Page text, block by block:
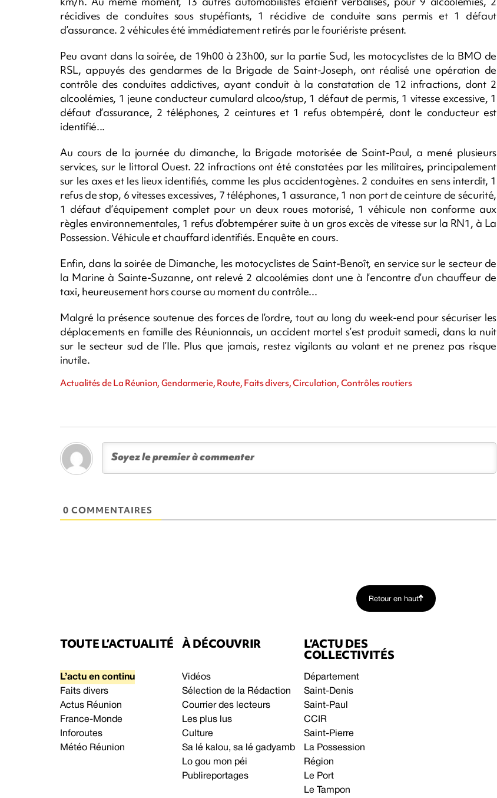
récidives de conduites sous stupéfiants, 1 récidive de conduite sans permis et 1 défaut
d’assurance. 2 véhicules été immédiatement retirés par le fouriériste présent.
Peu avant dans la soirée, de 19h00 à 23h00, sur la partie Sud, les motocyclistes de la BMO de
RSL, appuyés des gendarmes de la Brigade de Saint-Joseph, ont réalisé une opération de
contrôle des conduites addictives, ayant conduit à la constatation de 12 infractions, dont 2
alcoolémies, 1 jeune conducteur cumulard alcoo/stup, 1 défaut de permis, 1 vitesse excessive, 1
défaut d’assurance, 2 téléphones, 2 ceintures et 1 refus obtempéré, dont le conducteur est
identifié...
Au cours de la journée du dimanche, la Brigade motorisée de Saint-Paul, a mené plusieurs
services, sur le littoral Ouest. 22 infractions ont été constatées par les militaires, principalement
sur les axes et les lieux identifiés, comme les plus accidentogènes. 2 conduites en sens interdit, 1
refus de stop, 6 vitesses excessives, 7 téléphones, 1 assurance, 1 non port de ceinture de sécurité,
1 défaut d’équipement complet pour un deux roues motorisé, 1 véhicule non conforme aux
règles environnementales, 1 refus d’obtempérer suite à un gros excès de vitesse sur la RN1, à La
Possession. Véhicule et chauffard identifiés. Enquête en cours.
Enfin, dans la soirée de Dimanche, les motocyclistes de Saint-Benoît, en service sur le secteur de
la Marine à Sainte-Suzanne, ont relevé 2 alcoolémies dont une à l’encontre d’un chauffeur de
taxi, heureusement hors course au moment du contrôle...
Malgré la présence soutenue des forces de l’ordre, tout au long du week-end pour sécuriser les
déplacements en famille des Réunionnais, un accident mortel s’est produit samedi, dans la nuit
sur le secteur sud de l’Ile. Plus que jamais, restez vigilants au volant et ne prenez pas risque
inutile.
Actualités de La Réunion, Gendarmerie, Route, Faits divers, Circulation, Contrôles routiers
0 COMMENTAIRES
Retour en haut
TOUTE L’ACTUALITÉ
L’actu en continu
Faits divers
Actus Réunion
France-Monde
Inforoutes
Météo Réunion
À DÉCOUVRIR
Vidéos
Sélection de la Rédaction
Courrier des lecteurs
Les plus lus
Culture
Sa lé kalou, sa lé gadyamb
Lo gou mon péi
Publireportages
L’ACTU DES
COLLECTIVITÉS
Département
Saint-Denis
Saint-Paul
CCIR
Saint-Pierre
La Possession
Région
Le Port
Le Tampon